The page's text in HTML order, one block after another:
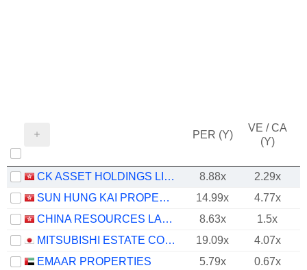
PER (Y)
VE / CA
(Y)
CK ASSET HOLDINGS LIMITED 8.88x
2.29x
SUN HUNG KAI PROPERTIES LIMITED
14.99x 4.77x
CHINA RESOURCES LAND LIMITED
8.63x
1.5x
MITSUBISHI ESTATE CO., LTD.
19.09x 4.07x
EMAAR PROPERTIES
5.79x
0.67x